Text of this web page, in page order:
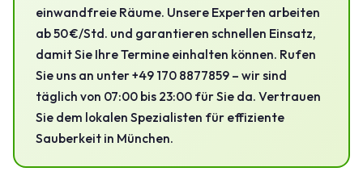
einwandfreie Räume. Unsere Experten arbeiten
ab 50 €/Std. und garantieren schnellen Einsatz,
damit Sie Ihre Termine einhalten können. Rufen
Sie uns an unter +49 170 8877859 – wir sind
täglich von 07:00 bis 23:00 für Sie da. Vertrauen
Sie dem lokalen Spezialisten für effiziente
Sauberkeit in München.